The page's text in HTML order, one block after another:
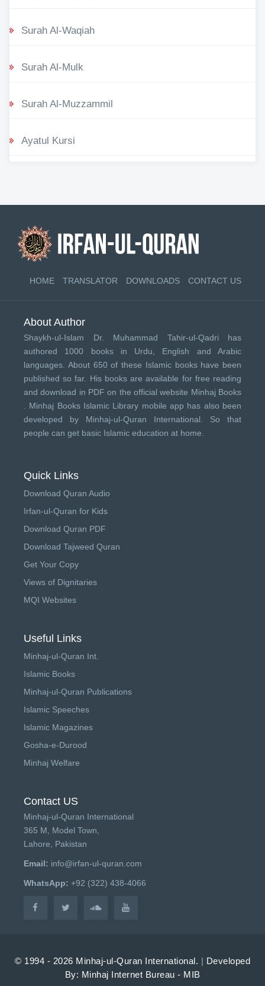
Surah Al-Waqiah
Surah Al-Mulk
Surah Al-Muzzammil
Ayatul Kursi
HOME TRANSLATOR DOWNLOADS CONTACT US
About Author
Shaykh-ul-Islam Dr. Muhammad Tahir-ul-Qadri has
authored 1000 books in Urdu, English and Arabic
languages. About 650 of these Islamic books have been
published so far. His books are available for free reading
and download in PDF on the official website Minhaj Books
Minhaj Books Islamic Library mobile app has also been
developed by Minhaj-ul-Quran International . So that
people can get basic Islamic education at home.
Quick Links
Download Quran Audio
Irfan-ul-Quran for Kids
Download Quran PDF
Download Tajweed Quran
Get Your Copy
Views of Dignitaries
MQI Websites
Useful Links
Minhaj-ul-Quran Int.
Islamic Books
Minhaj-ul-Quran Publications
Islamic Speeches
Islamic Magazines
Gosha-e-Durood
Minhaj Welfare
Contact US
Minhaj-ul-Quran International
365 M, Model Town,
Lahore, Pakistan
Email: info@irfan-ul-quran.com
WhatsApp: +92 (322) 438-4066
© 1994 - 2026 Minhaj-ul-Quran International. | Developed
By: Minhaj Internet Bureau - MIB